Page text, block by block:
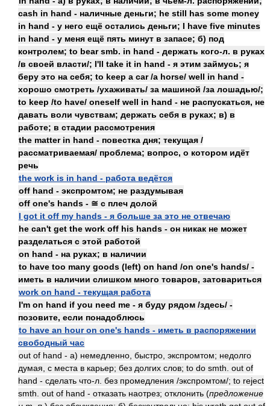
cash in hand - наличные деньги; he still has some money
in hand - у него ещё остались деньги; I have five minutes
in hand - у меня ещё пять минут в запасе; б) под
контролем; to bear smb. in hand - держать кого-л. в руках
/в своей власти/; I'll take it in hand - я этим займусь; я
беру это на себя; to keep a car /a horse/ well in hand -
хорошо смотреть /ухаживать/ за машиной /за лошадью/;
to keep /to have/ oneself well in hand - не распускаться, не
давать воли чувствам; держать себя в руках; в) в
работе; в стадии рассмотрения
the matter in hand - повестка дня; текущая /
рассматриваемая/ проблема; вопрос, о котором идёт
речь
the work is in hand - работа ведётся
off hand - экспромтом; не раздумывая
off one's hands - ≅ с плеч долой
I got it off my hands - я больше за это не отвечаю
he can't get the work off his hands - он никак не может
разделаться с этой работой
on hand - на руках; в наличии
to have too many goods (left) on hand /on one's hands/ -
иметь в наличии слишком много товаров, затовариться
work on hand - текущая работа
I'm on hand if you need me - я буду рядом /здесь/ -
позовите, если понадоблюсь
to have an hour on one's hands - иметь в распоряжении
свободный час
out of hand - а) немедленно, быстро, экспромтом; недолго
думая, с места в карьер; без долгих слов; to do smth. out of
hand - сделать что-л. без промедления /экспромтом/; to reject
smth. out of hand - отказать наотрез; отклонить (предложение